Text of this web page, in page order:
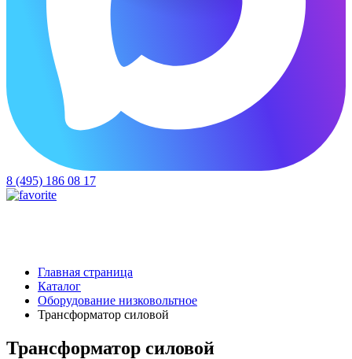
8 (495) 186 08 17
Главная страница
Каталог
Оборудование низковольтное
Трансформатор силовой
Трансформатор силовой